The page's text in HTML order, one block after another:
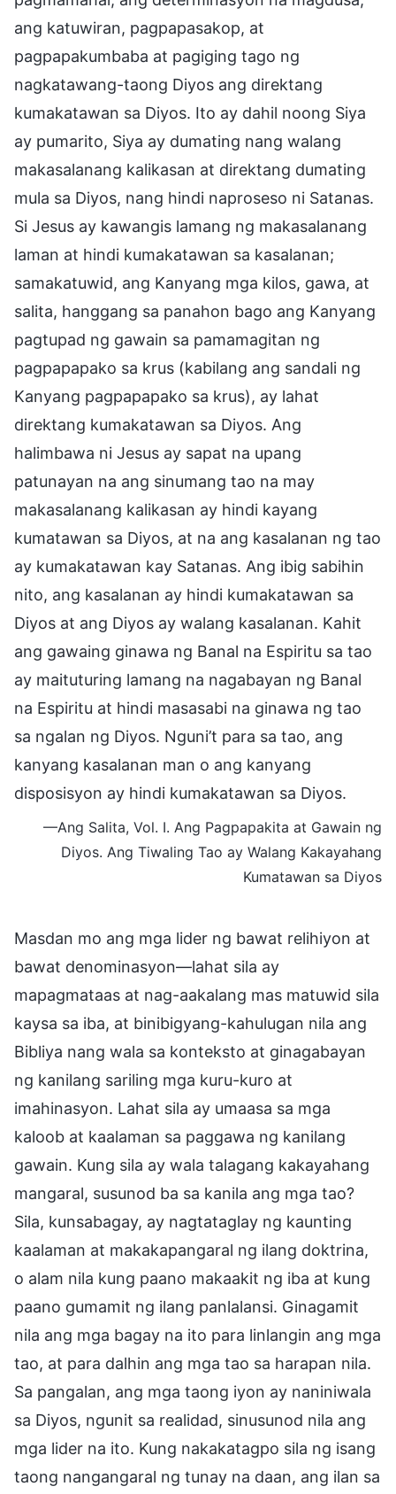
ang katuwiran, pagpapasakop, at
pagpapakumbaba at pagiging tago ng
nagkatawang-taong Diyos ang direktang
kumakatawan sa Diyos. Ito ay dahil noong Siya
ay pumarito, Siya ay dumating nang walang
makasalanang kalikasan at direktang dumating
mula sa Diyos, nang hindi naproseso ni Satanas.
Si Jesus ay kawangis lamang ng makasalanang
laman at hindi kumakatawan sa kasalanan;
samakatuwid, ang Kanyang mga kilos, gawa, at
salita, hanggang sa panahon bago ang Kanyang
pagtupad ng gawain sa pamamagitan ng
pagpapapako sa krus (kabilang ang sandali ng
Kanyang pagpapapako sa krus), ay lahat
direktang kumakatawan sa Diyos. Ang
halimbawa ni Jesus ay sapat na upang
patunayan na ang sinumang tao na may
makasalanang kalikasan ay hindi kayang
kumatawan sa Diyos, at na ang kasalanan ng tao
ay kumakatawan kay Satanas. Ang ibig sabihin
nito, ang kasalanan ay hindi kumakatawan sa
Diyos at ang Diyos ay walang kasalanan. Kahit
ang gawaing ginawa ng Banal na Espiritu sa tao
ay maituturing lamang na nagabayan ng Banal
na Espiritu at hindi masasabi na ginawa ng tao
sa ngalan ng Diyos. Nguni’t para sa tao, ang
kanyang kasalanan man o ang kanyang
disposisyon ay hindi kumakatawan sa Diyos.
—Ang Salita, Vol. I. Ang Pagpapakita at Gawain ng
Diyos. Ang Tiwaling Tao ay Walang Kakayahang
Kumatawan sa Diyos
Masdan mo ang mga lider ng bawat relihiyon at
bawat denominasyon—lahat sila ay
mapagmataas at nag-aakalang mas matuwid sila
kaysa sa iba, at binibigyang-kahulugan nila ang
Bibliya nang wala sa konteksto at ginagabayan
ng kanilang sariling mga kuru-kuro at
imahinasyon. Lahat sila ay umaasa sa mga
kaloob at kaalaman sa paggawa ng kanilang
gawain. Kung sila ay wala talagang kakayahang
mangaral, susunod ba sa kanila ang mga tao?
Sila, kunsabagay, ay nagtataglay ng kaunting
kaalaman at makakapangaral ng ilang doktrina,
o alam nila kung paano makaakit ng iba at kung
paano gumamit ng ilang panlalansi. Ginagamit
nila ang mga bagay na ito para linlangin ang mga
tao, at para dalhin ang mga tao sa harapan nila.
Sa pangalan, ang mga taong iyon ay naniniwala
sa Diyos, ngunit sa realidad, sinusunod nila ang
mga lider na ito. Kung nakakatagpo sila ng isang
taong nangangaral ng tunay na daan, ang ilan sa